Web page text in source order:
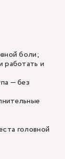
боли;
работать и
— без
головной